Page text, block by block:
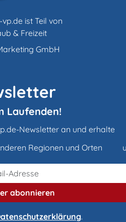
ist Teil von
& Freizeit
GmbH
Laufenden!
Newsletter an und erhalte
Regionen und Orten
abonnieren
.